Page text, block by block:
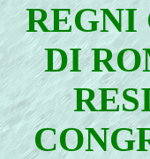
REGNI
DI